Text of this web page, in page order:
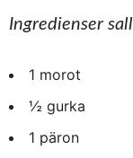
Ingredienser
1 morot
½ gurka
1 päron